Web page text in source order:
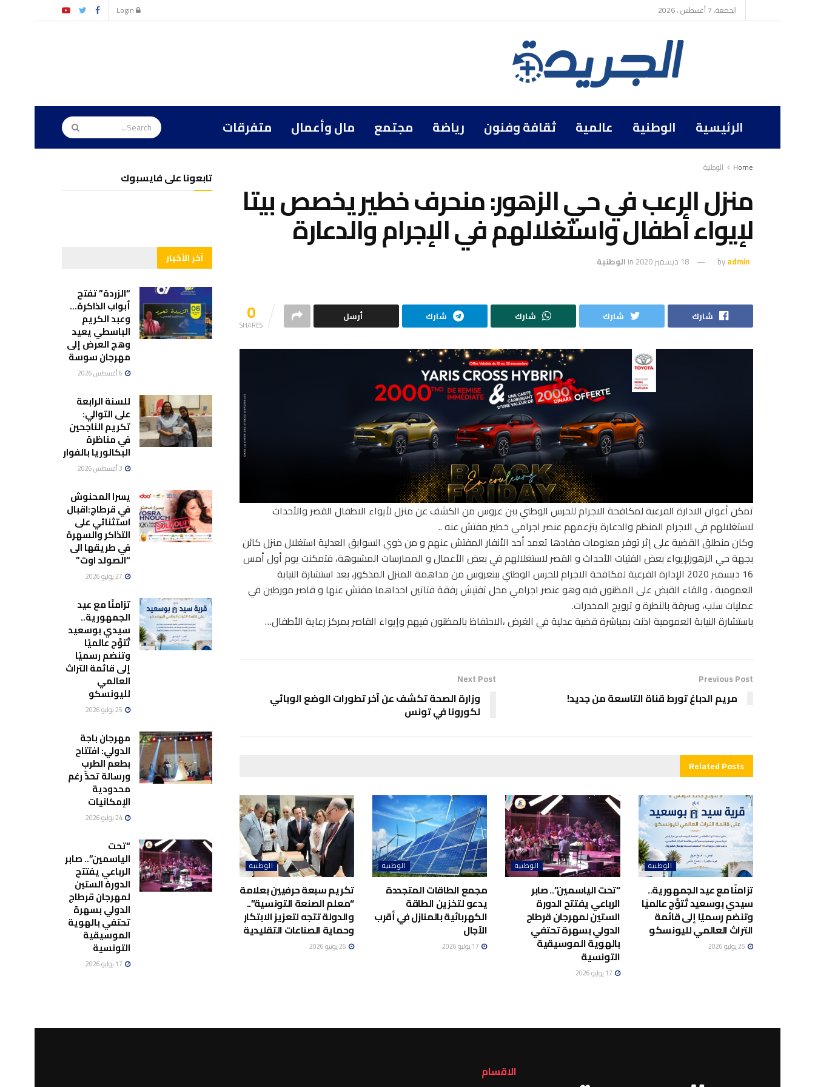
الجمعة, 7 أغسطس , 2026
الرئيسية الوطنية عالمية ثقافة وفنون رياضة مجتمع مال وأعمال متفرقات
Home الوطنية
منزل الرعب في حي الزهور: منحرف خطير يخصص بيتا
لإيواء أطفال واستغلالهم في الإجرام والدعارة
byadmin 18 ديسمبر 2020 in الوطنية
0
SHARES
شارك شارك شارك شارك أرسل
تمكن أعوان الادارة الفرعية لمكافحة الاجرام للحرس الوطني ببن عروس من الكشف عن منزل لأيواء الاطفال القصر والأحداث
لاستغلالهم في الاجرام المنظم والدعارة يتزعمهم عنصر اجرامي خطير مفتش عنه ..
وكان منطلق القضية على إثر توفر معلومات مفادها تعمد أحد الأنفار المفتش عنهم و من ذوي السوابق العدلية استغلال منزل كائن
بجهة حي الزهورلإيواء بعض الفتيات الأحداث و القصر لاستغلالهم في بعض الأعمال و الممارسات المشبوهة، فتمكنت يوم أول أمس
16 ديسمبر 2020 الإدارة الفرعية لمكافحة الاجرام للحرس الوطني ببنعروس من مداهمة المنزل المذكور، بعد استشارة النيابة
العمومية ، والقاء القبض على المظنون فيه وهو عنصر اجرامي محل تفتيش رفقة فتاتين احداهما مفتش عنها و قاصر مورطين في
عمليات سلب، وسرقة بالنطرة و ترويج المخدرات.
باستشارة النيابة العمومية اذنت بمباشرة قضية عدلية في الغرض ،الاحتفاظ بالمظنون فيهم وإيواء القاصر بمركز رعاية الأطفال…
Previous Post
مريم الدباغ تورط قناة التاسعة من جديد!
Next Post
وزارة الصحة تكشف عن آخر تطورات الوضع الوبائي
لكورونا في تونس
RelatedPosts
الوطنية
تزامنًا مع عيد الجمهورية..
سيدي بوسعيد تُتوَّج عالميًا
وتنضم رسميًا إلى قائمة
التراث العالمي لليونسكو
الوطنية
“تحت الياسمين”.. صابر
الرباعي يفتتح الدورة
الستين لمهرجان قرطاج
الدولي بسهرة تحتفي
بالهوية الموسيقية
التونسية
الوطنية
مجمع الطاقات المتجددة
يدعو لتخزين الطاقة
الكهربائية بالمنازل في أقرب
الآجال
الوطنية
تكريم سبعة حرفيين بعلامة
“معلم الصنعة التونسية”..
والدولة تتجه لتعزيز الابتكار
وحماية الصناعات التقليدية
تابعونا على فايسبوك
آخر الأخبار
“الزردة” تفتح
أبواب الذاكرة…
وعبد الكريم
الباسطي يعيد
وهج العرض إلى
مهرجان سوسة
للسنة الرابعة
على التوالي:
تكريم الناجحين
في مناظرة
البكالوريا بالفوار
يسرا المحنوش
في قرطاج:اقبال
استثنائي على
التذاكر والسهرة
في طريقها الى
“الصولد اوت”
تزامنًا مع عيد
الجمهورية..
سيدي بوسعيد
تُتوَّج عالميًا
وتنضم رسميًا
إلى قائمة التراث
العالمي
لليونسكو
مهرجان باجة
الدولي: افتتاح
بطعم الطرب
ورسالة تحدٍّ رغم
محدودية
الإمكانيات
24 يوليو 2026
“تحت
الياسمين”.. صابر
الرباعي يفتتح
الدورة الستين
لمهرجان قرطاج
الدولي بسهرة
تحتفي بالهوية
الموسيقية
التونسية
الاقسام